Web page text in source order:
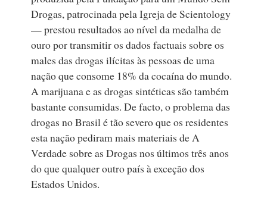
Drogas, patrocinada pela Igreja de Scientology
— prestou resultados ao nível da medalha de
ouro por transmitir os dados factuais sobre os
males das drogas ilícitas às pessoas de uma
nação que consome 18% da cocaína do mundo.
A marijuana e as drogas sintéticas são também
bastante consumidas. De facto, o problema das
drogas no Brasil é tão severo que os residentes
esta nação pediram mais materiais de A
Verdade sobre as Drogas nos últimos três anos
do que qualquer outro país à exceção dos
Estados Unidos.